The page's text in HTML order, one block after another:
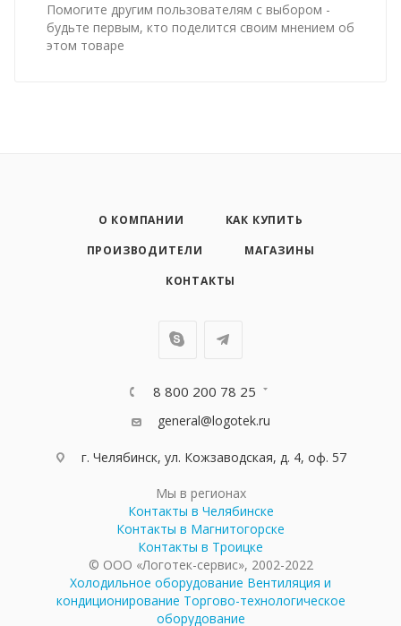
Помогите другим пользователям с выбором -
будьте первым, кто поделится своим мнением об
этом товаре
О КОМПАНИИ
КАК КУПИТЬ
ПРОИЗВОДИТЕЛИ
МАГАЗИНЫ
КОНТАКТЫ
8 800 200 78 25
general@logotek.ru
г. Челябинск, ул. Кожзаводская, д. 4, оф. 57
Мы в регионах
Контакты в Челябинске
Контакты в Магнитогорске
Контакты в Троицке
© ООО «Логотек-сервис», 2002-2022
Холодильное оборудование Вентиляция и
кондиционирование Торгово-технологическое
оборудование